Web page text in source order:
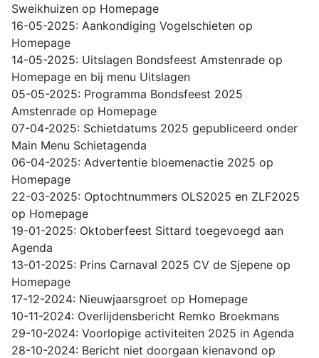
Sweikhuizen op Homepage
16-05-2025: Aankondiging Vogelschieten op
Homepage
14-05-2025: Uitslagen Bondsfeest Amstenrade op
Homepage en bij menu Uitslagen
05-05-2025: Programma Bondsfeest 2025
Amstenrade op Homepage
07-04-2025: Schietdatums 2025 gepubliceerd onder
Main Menu Schietagenda
06-04-2025: Advertentie bloemenactie 2025 op
Homepage
22-03-2025: Optochtnummers OLS2025 en ZLF2025
op Homepage
19-01-2025: Oktoberfeest Sittard toegevoegd aan
Agenda
13-01-2025: Prins Carnaval 2025 CV de Sjepene op
Homepage
17-12-2024: Nieuwjaarsgroet op Homepage
10-11-2024: Overlijdensbericht Remko Broekmans
29-10-2024: Voorlopige activiteiten 2025 in Agenda
28-10-2024: Bericht niet doorgaan kienavond op